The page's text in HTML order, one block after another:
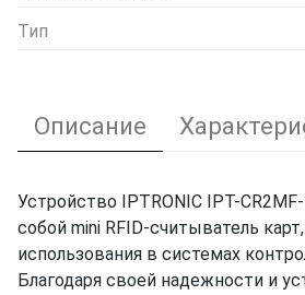
Тип
Описание
Устройство IPTRONIC IPT-
собой mini RFID-считыватель
использования в системах
Благодаря своей надежности и